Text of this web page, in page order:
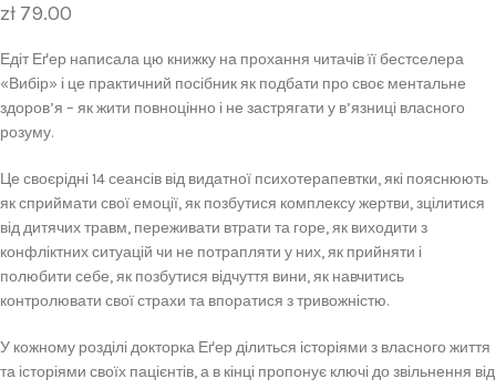
zł 79.00
Едіт Еґер написала цю книжку на прохання читачів її бестселера
«Вибір» і це практичний посібник як подбати про своє ментальне
здоров’я – як жити повноцінно і не застрягати у в’язниці власного
розуму.
Це своєрідні 14 сеансів від видатної психотерапевтки, які пояснюють
як сприймати свої емоції, як позбутися комплексу жертви, зцілитися
від дитячих травм, переживати втрати та горе, як виходити з
конфліктних ситуацій чи не потрапляти у них, як прийняти і
полюбити себе, як позбутися відчуття вини, як навчитись
контролювати свої страхи та впоратися з тривожністю.
У кожному розділі докторка Еґер ділиться історіями з власного життя
та історіями своїх пацієнтів, а в кінці пропонує ключі до звільнення від